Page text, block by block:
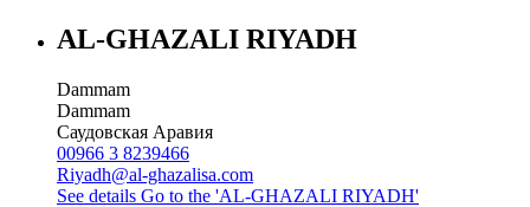
AL-GHAZALI RIYADH
Dammam
Dammam
Саудовская Аравия
00966 3 8239466
Riyadh@al-ghazalisa.com
See details Go to the 'AL-GHAZALI RIYADH'